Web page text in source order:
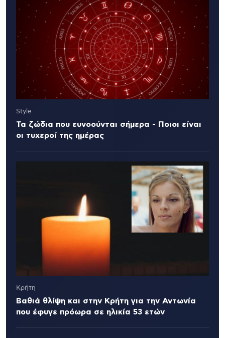
Style
Τα ζώδια που ευνοούνται σήμερα - Ποιοι είναι
οι τυχεροί της ημέρας
Κρήτη
Βαθιά θλίψη και στην Κρήτη για την Αντωνία
που έφυγε πρόωρα σε ηλικία 53 ετών